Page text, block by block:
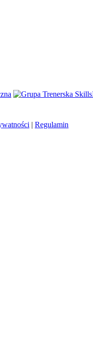
| Regulamin